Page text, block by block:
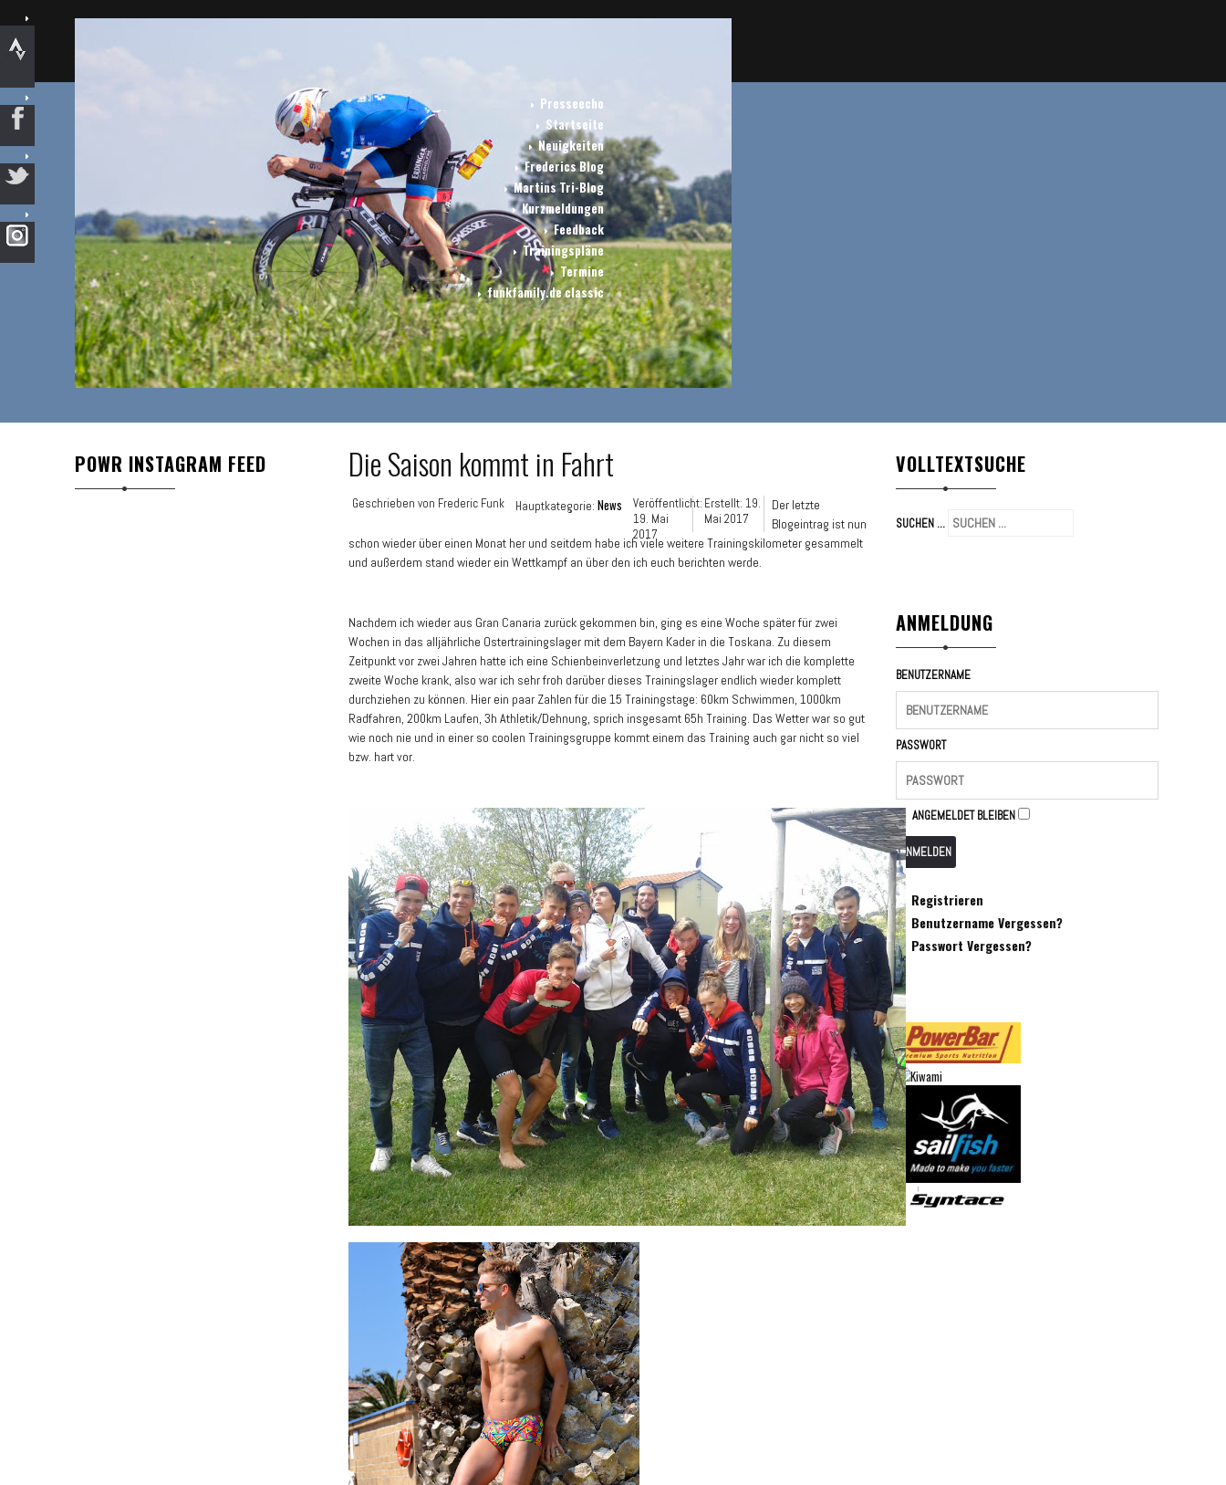
Presseecho
Startseite
Neuigkeiten
Frederics Blog
Martins Tri-Blog
Kurzmeldungen
Feedback
Trainingspläne
Termine
funkfamily.de classic
POWR INSTAGRAM FEED Die Saison kommt in Fahrt
Geschrieben von Frederic Funk Hauptkategorie: News
Veröffentlicht:
19. Mai
2017
Erstellt: 19.
Mai 2017
Der letzte
Blogeintrag ist nun
schon wieder über einen Monat her und seitdem habe ich viele weitere Trainingskilometer gesammelt
und außerdem stand wieder ein Wettkampf an über den ich euch berichten werde.
Nachdem ich wieder aus Gran Canaria zurück gekommen bin, ging es eine Woche später für zwei
Wochen in das alljährliche Ostertrainingslager mit dem Bayern Kader in die Toskana. Zu diesem
Zeitpunkt vor zwei Jahren hatte ich eine Schienbeinverletzung und letztes Jahr war ich die komplette
zweite Woche krank, also war ich sehr froh darüber dieses Trainingslager endlich wieder komplett
durchziehen zu können. Hier ein paar Zahlen für die 15 Trainingstage: 60km Schwimmen, 1000km
Radfahren, 200km Laufen, 3h Athletik/Dehnung, sprich insgesamt 65h Training. Das Wetter war so gut
wie noch nie und in einer so coolen Trainingsgruppe kommt einem das Training auch gar nicht so viel
bzw. hart vor.
VOLLTEXTSUCHE
SUCHEN ...
ANMELDUNG
BENUTZERNAME
PASSWORT
ANGEMELDET BLEIBEN
ANMELDEN
Registrieren
Benutzername Vergessen?
Passwort Vergessen?